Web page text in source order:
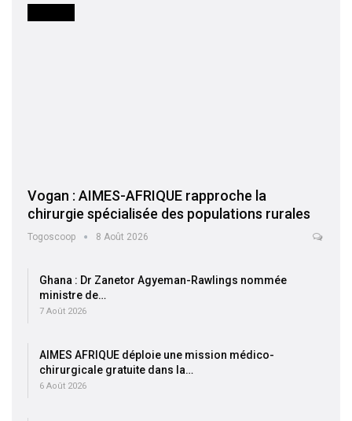
Vogan : AIMES-AFRIQUE rapproche la
chirurgie spécialisée des populations rurales
Togoscoop 8 Août 2026
Ghana : Dr Zanetor Agyeman-Rawlings nommée
ministre de…
7 Août 2026
AIMES AFRIQUE déploie une mission médico-
chirurgicale gratuite dans la…
6 Août 2026